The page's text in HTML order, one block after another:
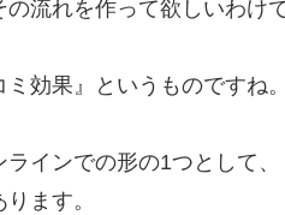
流れを作って欲しいわけで
効果』というものですね。
インでの形の1つとして、
ます。